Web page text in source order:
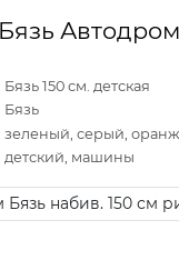
Бязь Автодром
Бязь 150 см. детская
Бязь
зеленый, серый,
детский, машины